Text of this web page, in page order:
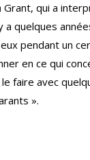
qui a
quelques
pendant un
en ce qui
faire avec
».